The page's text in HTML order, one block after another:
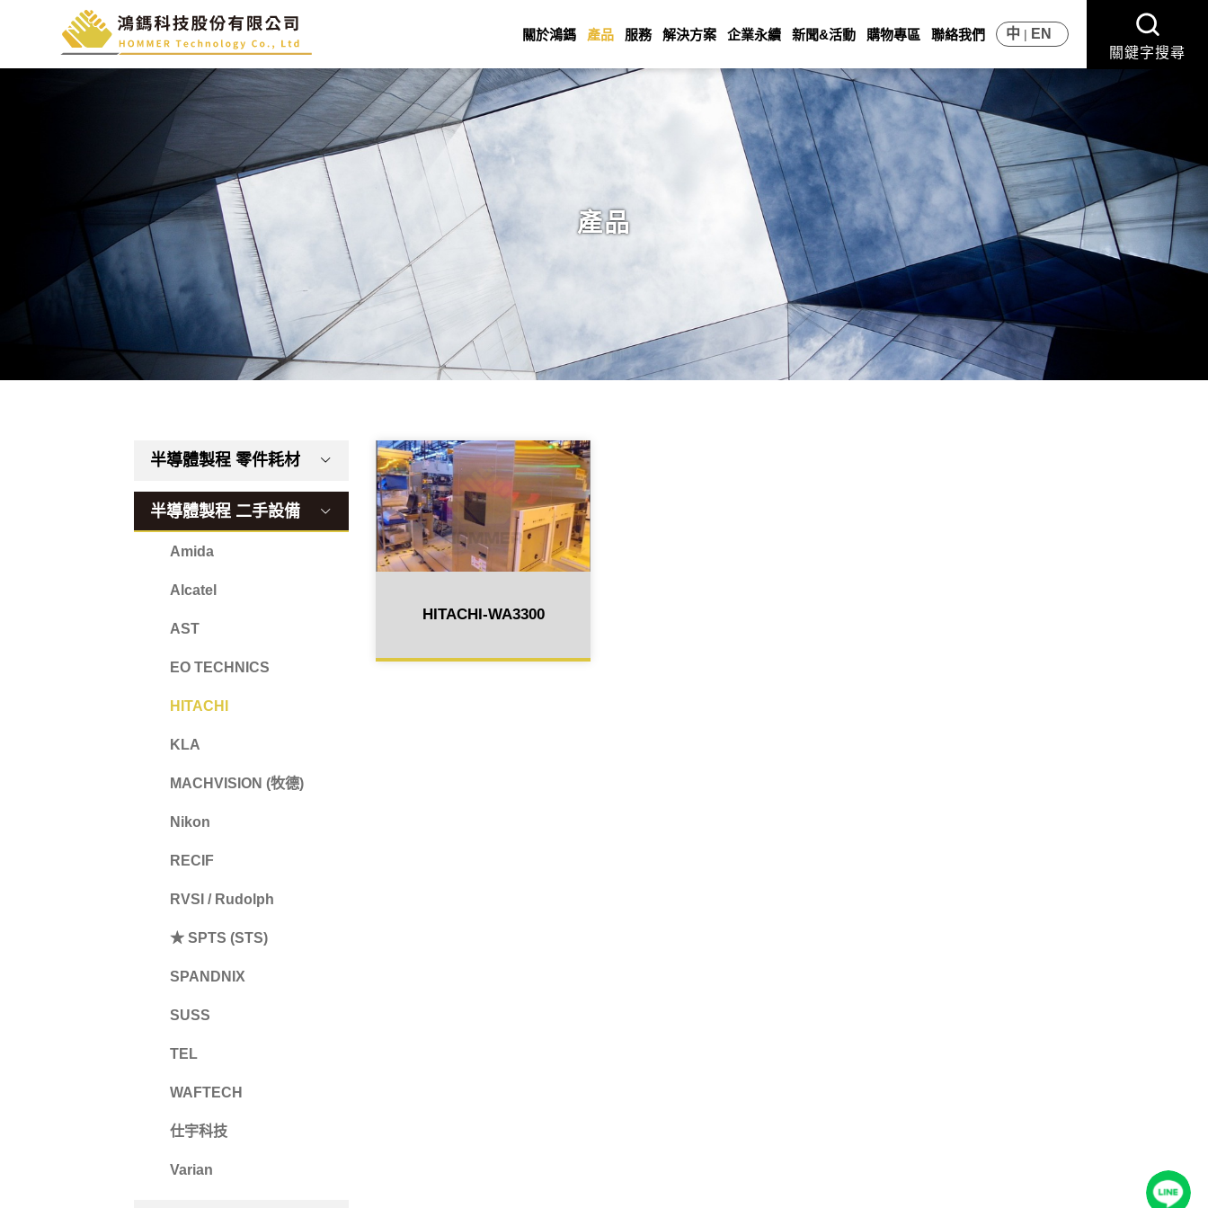
關於鴻鎷 產品 服務 解決方案 企業永續 新聞&活動 購物專區 聯絡我們 中
EN
關鍵字搜尋
產品
半導體製程 零件耗材
精密陶瓷
半導體製程 二手設備
Amida
Alcatel
AST
EO TECHNICS
HITACHI
KLA
MACHVISION (牧德)
Nikon
RECIF
RVSI / Rudolph
★ SPTS (STS)
SPANDNIX
SUSS
TEL
WAFTECH
仕宇科技
Varian
HITACHI-WA3300